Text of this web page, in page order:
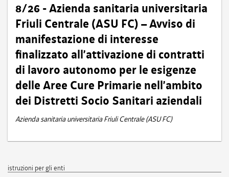
8/26 - Azienda sanitaria universitaria
Friuli Centrale (ASU FC) – Avviso di
manifestazione di interesse
finalizzato all’attivazione di contratti
di lavoro autonomo per le esigenze
delle Aree Cure Primarie nell’ambito
dei Distretti Socio Sanitari aziendali
Azienda sanitaria universitaria Friuli Centrale (ASU FC)
istruzioni per gli enti